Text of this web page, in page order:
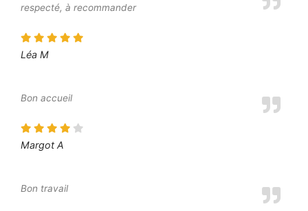
respecté, à recommander
Léa M
Bon accueil
Margot A
Bon travail